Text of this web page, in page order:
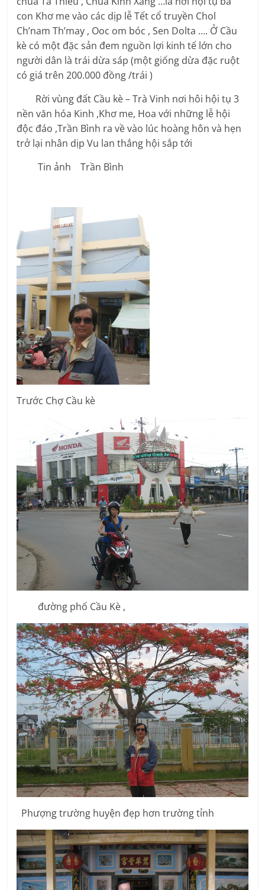
con Khơ me vào các dịp lễ Tết cổ truyền Chol
Ch’nam Th’may , Ooc om bóc , Sen Dolta …. Ở Cầu
kè có một đặc sản đem nguồn lợi kinh tế lớn cho
người dân là trái dừa sáp (một giống dừa đặc ruột
có giá trên 200.000 đồng /trái )
Rời vùng đất Cầu kè – Trà Vinh nơi hôi hội tụ 3
nền văn hóa Kinh ,Khơ me, Hoa với những lễ hội
độc đáo ,Trần Bình ra về vào lúc hoàng hôn và hẹn
trở lại nhân dịp Vu lan thắng hội sắp tới
Tin ảnh Trần Bình
Trước Chợ Cầu kè
đường phố Cầu Kè ,
Phượng trường huyện đẹp hơn trường tỉnh